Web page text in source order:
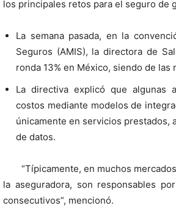
los principales retos para el seguro de
La semana pasada, en la
Seguros (AMIS), la directora de
ronda 13% en México, siendo de las
La directiva explicó que algunas
costos mediante modelos de
únicamente en servicios prestados,
de datos.
“Típicamente, en muchos
la aseguradora, son responsables
consecutivos”, mencionó.